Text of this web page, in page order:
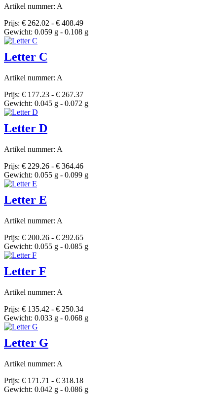
Artikel nummer: A
Prijs: € 262.02 - € 408.49
Gewicht: 0.059 g - 0.108 g
Letter C
Artikel nummer: A
Prijs: € 177.23 - € 267.37
Gewicht: 0.045 g - 0.072 g
Letter D
Artikel nummer: A
Prijs: € 229.26 - € 364.46
Gewicht: 0.055 g - 0.099 g
Letter E
Artikel nummer: A
Prijs: € 200.26 - € 292.65
Gewicht: 0.055 g - 0.085 g
Letter F
Artikel nummer: A
Prijs: € 135.42 - € 250.34
Gewicht: 0.033 g - 0.068 g
Letter G
Artikel nummer: A
Prijs: € 171.71 - € 318.18
Gewicht: 0.042 g - 0.086 g